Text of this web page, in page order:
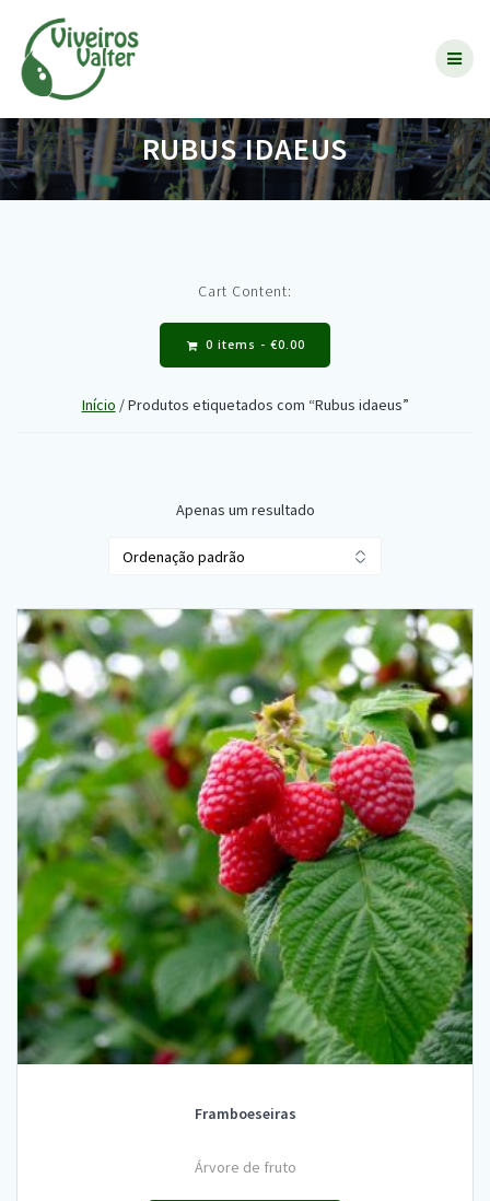
RUBUS IDAEUS
Cart Content:
0 items - €0.00
Início / Produtos etiquetados com “Rubus idaeus”
Apenas um resultado
Framboeseiras
Árvore de fruto